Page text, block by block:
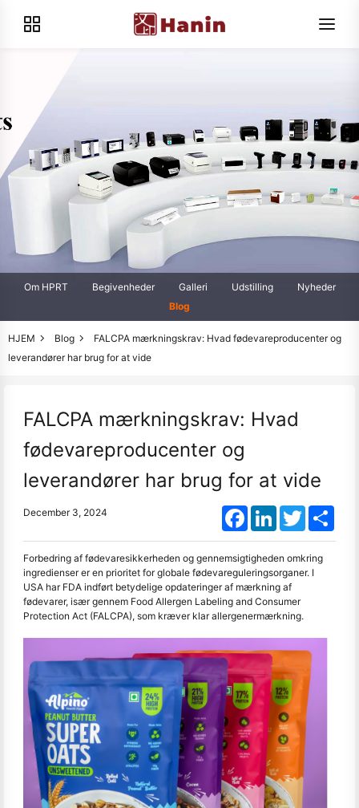
Om HPRT Begivenheder Galleri Udstilling
Nyheder
Blog
HJEM Blog
FALCPA mærkningskrav: Hvad fødevareproducenter og
leverandører har brug for at vide
FALCPA mærkningskrav: Hvad
fødevareproducenter og
leverandører har brug for at vide
December 3, 2024 FacebookLinkedInTwitter
Forbedring af fødevaresikkerheden og gennemsigtigheden omkring
ingredienser er en prioritet for globale fødevareguleringsorganer. I
USA har FDA indført betydelige opdateringer af mærkning af
fødevarer, især gennem Food Allergen Labeling and Consumer
Protection Act (FALCPA), som kræver klar allergenermærkning.